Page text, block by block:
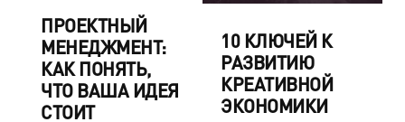
ПРОЕКТНЫЙ
МЕНЕДЖМЕНТ:
КАК ПОНЯТЬ,
ЧТО ВАША ИДЕЯ
СТОИТ
10 КЛЮЧЕЙ К
РАЗВИТИЮ
КРЕАТИВНОЙ
ЭКОНОМИКИ